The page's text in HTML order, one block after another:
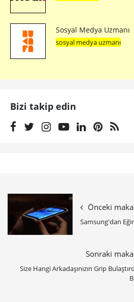
Sosyal Medya Uzmanı
sosyal medya uzmanı
Bizi takip edin
Önceki
Samsung'dan
Sonraki
Size Hangi Arkadaşınızın Grip